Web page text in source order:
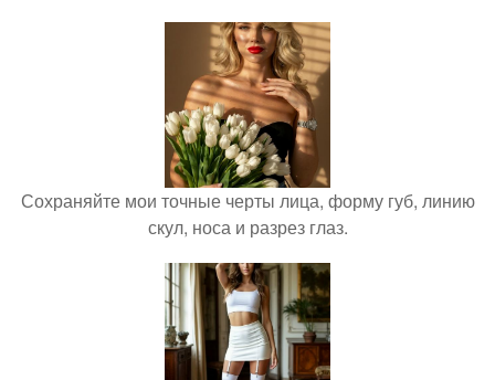
Сохраняйте мои точные черты лица, форму губ, линию
скул, носа и разрез глаз.